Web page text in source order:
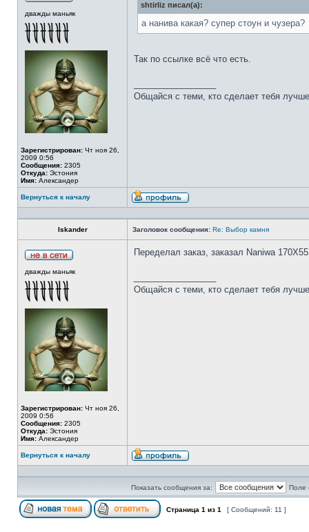
дважды маньяк
Зарегистрирован: Чт ноя 26,
2009 0:56
Сообщения: 2305
Откуда: Эстония
Имя: Александер
shtirliz писал(а):
а нанива какая? супер стоун и чузера?
Так по ссылке всё что есть.
Общайся с теми, кто сделает тебя
Вернуться к началу
Iskander Заголовок сообщения: Re: Выбор камня
дважды маньяк
Зарегистрирован: Чт ноя 26,
2009 0:56
Сообщения: 2305
Откуда: Эстония
Имя: Александер
Переделал заказ, заказал Naniwa
Общайся с теми, кто сделает тебя
Вернуться к началу
Показать сообщения за: Поле
Страница 1 из 1 [ Сообщений: 11 ]